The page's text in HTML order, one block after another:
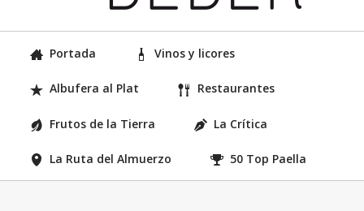
Portada Vinos y licores
Albufera al Plat Restaurantes
Frutos de la Tierra La Crítica
La Ruta del Almuerzo 50 Top Paella